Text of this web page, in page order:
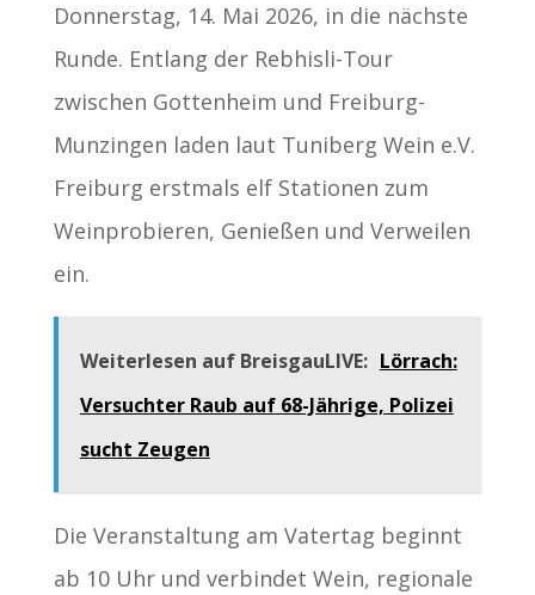
Donnerstag, 14. Mai 2026, in die nächste
Runde. Entlang der Rebhisli-Tour
zwischen Gottenheim und Freiburg-
Munzingen laden laut Tuniberg Wein e.V.
Freiburg erstmals elf Stationen zum
Weinprobieren, Genießen und Verweilen
ein.
Weiterlesen auf BreisgauLIVE: Lörrach:
Versuchter Raub auf 68-Jährige, Polizei
sucht Zeugen
Die Veranstaltung am Vatertag beginnt
ab 10 Uhr und verbindet Wein, regionale